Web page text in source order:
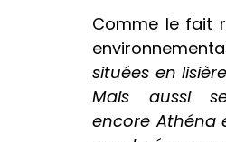
Comme le fait
situées en
Mais aussi
encore Athéna